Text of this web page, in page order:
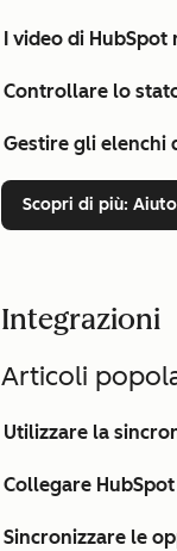
I video di
Controllare lo
Gestire gli elenchi
Scopri di più:
Integrazioni
Articoli
Utilizzare la
Collegare HubSpot
Sincronizzare le